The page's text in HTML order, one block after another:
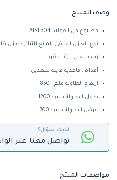
وصف المنتج
مصنوع من الفولاذ 304 AISI
نوع العازل الخلفي المانع للتناثر : عازل
رف سفلي : رف مفرد
أقدام : قاعدية قابلة للتعديل
ارتفاع الطاولة ملم : 850
طول الطاولة ملم : 1200
عرض الطاولة ملم : 700
لديك سؤال؟
تواصل معنا عبر
مواصفات المنتج